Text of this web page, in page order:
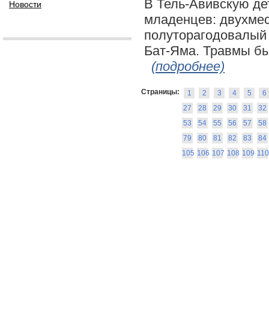
Новости
В Тель-Авивскую
младенцев:
Бат-Яма. Травмы
(подробнее)
Страницы: 1 2 3 4 5
6
27
28 29 30 31
32
53
54 55 56 57
58
79
80 81 82 83
84
105 106 107 108 109 110